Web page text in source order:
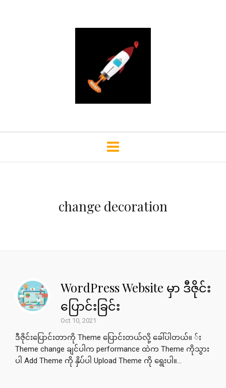
change decoration
WordPress Website မှာ ဒီဇိုင်း
ပြောင်းခြင်း
Oct 10, 2021
ဒီဇိုင်းပြောင်းတာကို Theme ပြောင်းတယ်လို့ ခေါ်ပါတယ်။ ်း
Theme change ချင်ပါက performance ထဲက Theme ကိုသွား
ပါ Add Theme ကို နှိပ်ပါ Upload Theme ကို ရွေးပါ။...